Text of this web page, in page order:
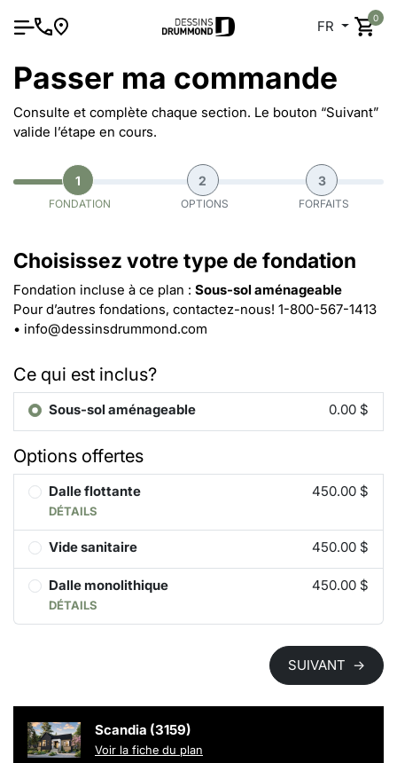
FR
0
Passer ma commande
Consulte et complète chaque section. Le bouton “Suivant”
valide l’étape en cours.
1
FONDATION
2
OPTIONS
3
FORFAITS
Choisissez votre type de fondation
Fondation incluse à ce plan : Sous-sol aménageable
Pour d’autres fondations, contactez-nous! 1-800-567-1413
• info@dessinsdrummond.com
Ce qui est inclus?
Sous-sol aménageable 0.00 $
Options offertes
Dalle flottante
DÉTAILS
450.00 $
Vide sanitaire 450.00 $
Dalle monolithique
DÉTAILS
450.00 $
SUIVANT →
Scandia (3159)
Voir la fiche du plan